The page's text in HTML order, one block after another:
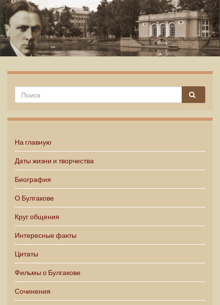
На главную
Даты жизни и творчества
Биография
О Булгакове
Круг общения
Интересные факты
Цитаты
Фильмы о Булгакове
Сочинения